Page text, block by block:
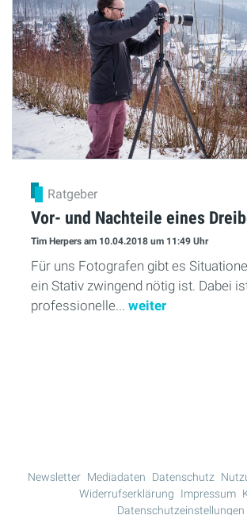
Ratgeber
Vor- und Nachteile eines
Tim Herpers am 10.04.2018 um 11:49 Uhr
Für uns Fotografen gibt es
ein Stativ zwingend nötig ist. Dabei
professionelle... weiter
Newsletter Mediadaten Datenschutz
Widerrufserklärung
Impressum
Datenschutzeinstellungen